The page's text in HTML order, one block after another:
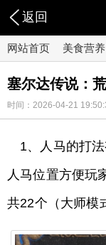
返回
网站首页 美食营养
塞尔达传说：
时间：2026-04-21
1、人马的打
人马位置方便玩
共22个（大师模